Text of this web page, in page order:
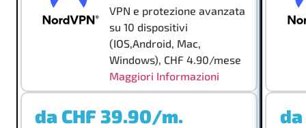
VPN e protezione avanzata
su 10 dispositivi
(IOS,Android, Mac,
Windows), CHF 4.90/mese
Maggiori Informazioni
da CHF 39.90/m. da